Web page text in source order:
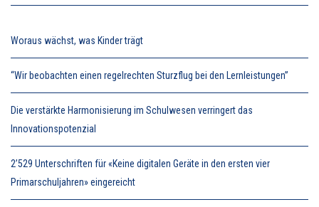
Woraus wächst, was Kinder trägt
“Wir beobachten einen regelrechten Sturzflug bei den Lernleistungen”
Die verstärkte Harmonisierung im Schulwesen verringert das
Innovationspotenzial
2’529 Unterschriften für «Keine digitalen Geräte in den ersten vier
Primarschuljahren» eingereicht